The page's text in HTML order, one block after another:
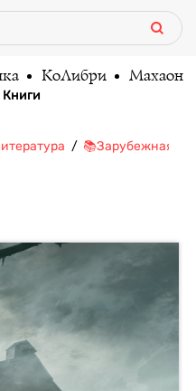
КоЛибри Махаон
Книги
📚Зарубежная